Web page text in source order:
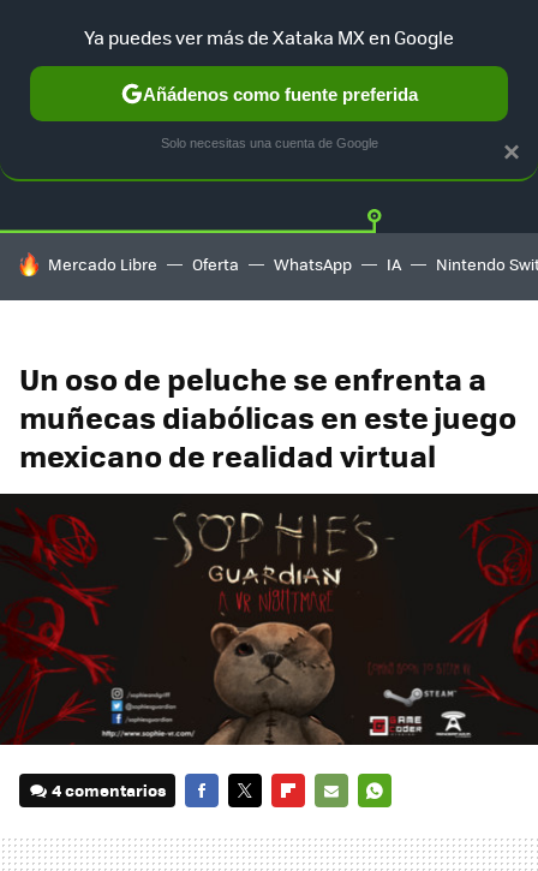
Twitter
HOY SE HABLA DE
Mercado Libre Oferta WhatsApp IA Nintendo
Un oso de peluche se enfrenta a
muñecas diabólicas en este juego
mexicano de realidad virtual
4 comentarios
MAIL
×
Ya puedes ver más de Xataka MX en Google
Añádenos como fuente preferida
Solo necesitas una cuenta de Google